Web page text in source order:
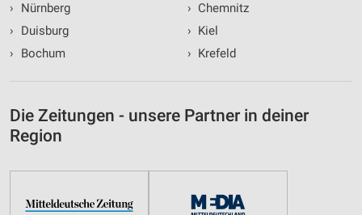
›
Nürnberg
›
Duisburg
›
Bochum
› Chemnitz
› Kiel
› Krefeld
Die Zeitungen - unsere Partner in deiner
Region